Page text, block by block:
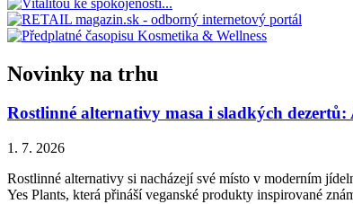
Novinky na trhu
Rostlinné alternativy masa i sladkých
1. 7. 2026
Rostlinné alternativy si nacházejí své místo v moderním
Yes Plants, která přináší veganské produkty inspirované